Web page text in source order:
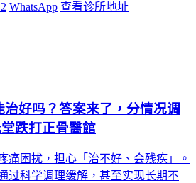
WhatsApp 查看诊所地址
好吗？答案来了，分情况调
跌打正骨醫館
痛困扰，担心「治不好、会残疾」。
过科学调理缓解，甚至实现长期不